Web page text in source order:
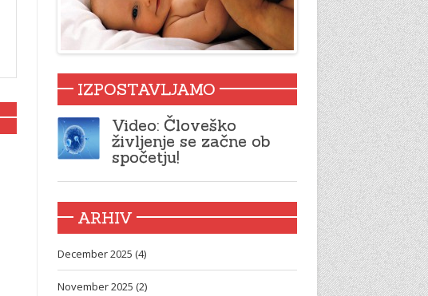
IZPOSTAVLJAMO
Video: Človeško
življenje se začne ob
spočetju!
ARHIV
December 2025 (4)
November 2025 (2)